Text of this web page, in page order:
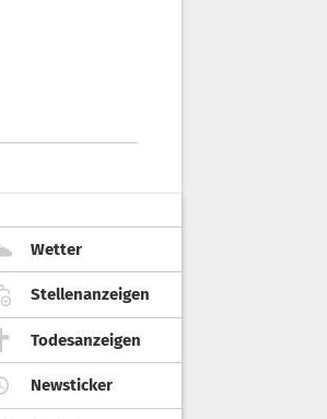
Wetter
Stellenanzeigen
Todesanzeigen
Newsticker